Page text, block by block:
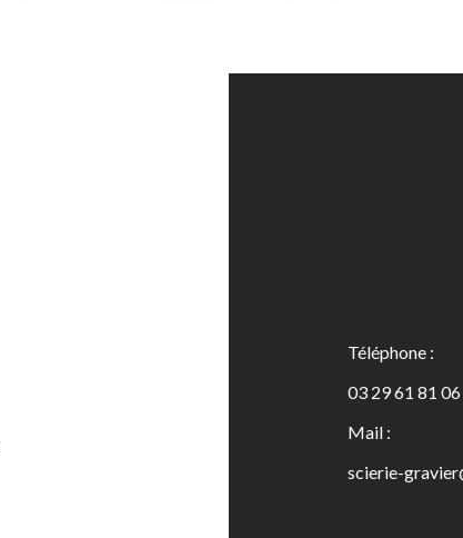
Téléphone :
03 29 61 81 06
Mail :
scierie-